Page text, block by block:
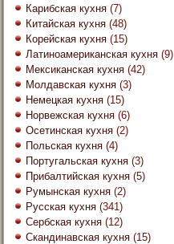
Карибская кухня (7)
Китайская кухня (48)
Корейская кухня (15)
Латиноамериканская кухня (9)
Мексиканская кухня (42)
Молдавская кухня (3)
Немецкая кухня (15)
Норвежская кухня (6)
Осетинская кухня (2)
Польская кухня (4)
Португальская кухня (3)
Прибалтийская кухня (5)
Румынская кухня (2)
Русская кухня (341)
Сербская кухня (12)
Скандинавская кухня (15)